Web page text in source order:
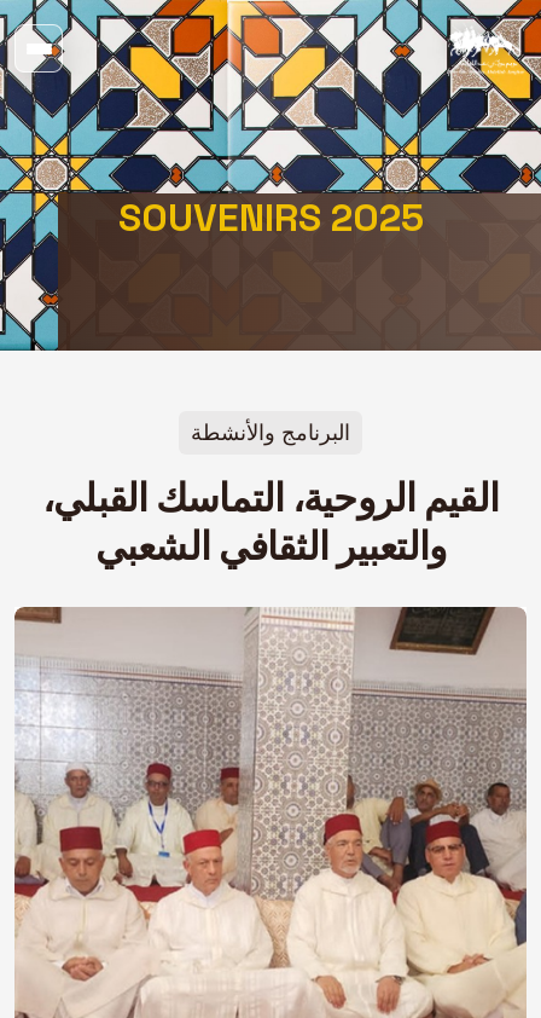
SOUVENIRS 2025
البرنامج والأنشطة
القيم الروحية، التماسك القبلي،
والتعبير الثقافي الشعبي